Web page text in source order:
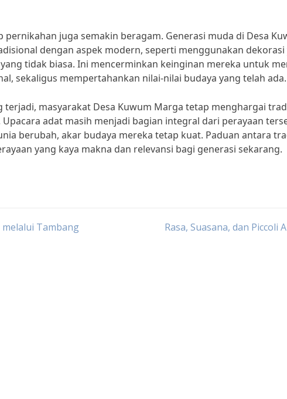
pernikahan juga semakin beragam. Generasi muda di Desa
dengan aspek modern, seperti menggunakan dekorasi
tidak biasa. Ini mencerminkan keinginan mereka untuk
sekaligus mempertahankan nilai-nilai budaya yang telah ada.
terjadi, masyarakat Desa Kuwum Marga tetap menghargai
adat masih menjadi bagian integral dari perayaan
berubah, akar budaya mereka tetap kuat. Paduan antara
yang kaya makna dan relevansi bagi generasi sekarang.
melalui Tambang
Rasa, Suasana, dan Piccoli